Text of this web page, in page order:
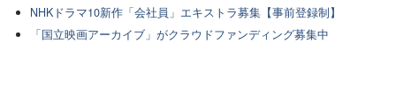
NHKドラマ10新作「会社員」エキストラ募集【事前登録制】
「国立映画アーカイブ」がクラウドファンディング募集中